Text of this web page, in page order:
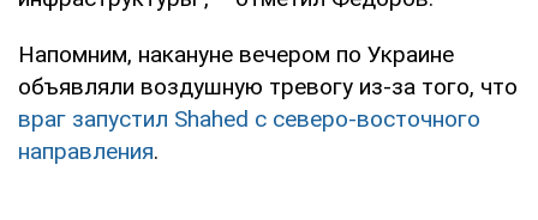
Напомним, накануне вечером по Украине
объявляли воздушную тревогу из-за того, что
враг запустил Shahed с северо-восточного
направления.